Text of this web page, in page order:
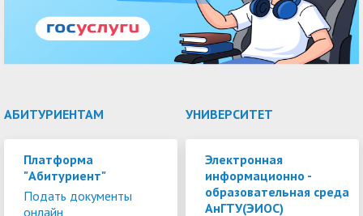
АБИТУРИЕНТАМ
Платформа
"Абитуриент"
Подать документы
онлайн
УНИВЕРСИТЕТ
Электронная
информационно -
образовательная среда
АнГТУ(ЭИОС)